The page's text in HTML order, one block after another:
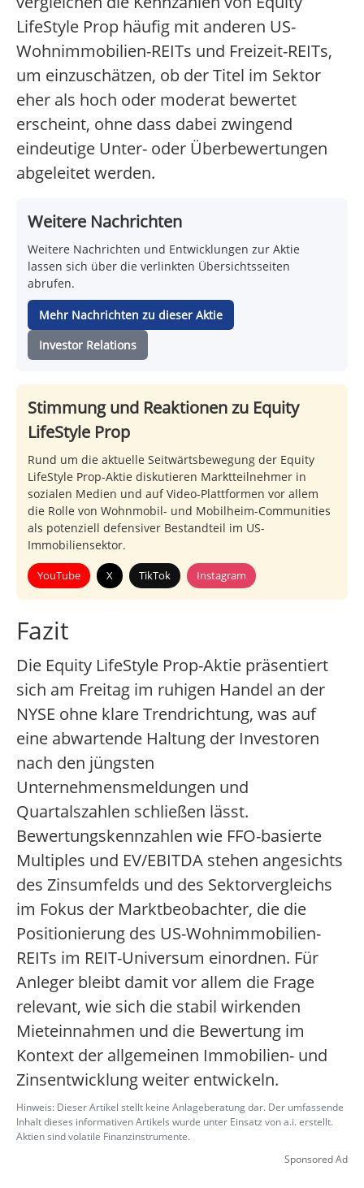
LifeStyle Prop häufig mit anderen US-
Wohnimmobilien-REITs und Freizeit-REITs,
um einzuschätzen, ob der Titel im Sektor
eher als hoch oder moderat bewertet
erscheint, ohne dass dabei zwingend
eindeutige Unter- oder Überbewertungen
abgeleitet werden.
Weitere Nachrichten
Weitere Nachrichten und Entwicklungen zur Aktie
lassen sich über die verlinkten Übersichtsseiten
abrufen.
Mehr Nachrichten zu dieser Aktie
Investor Relations
Stimmung und Reaktionen zu Equity
LifeStyle Prop
Rund um die aktuelle Seitwärtsbewegung der Equity
LifeStyle Prop-Aktie diskutieren Marktteilnehmer in
sozialen Medien und auf Video-Plattformen vor allem
die Rolle von Wohnmobil- und Mobilheim-Communities
als potenziell defensiver Bestandteil im US-
Immobiliensektor.
YouTube X TikTok Instagram
Fazit
Die Equity LifeStyle Prop-Aktie präsentiert
sich am Freitag im ruhigen Handel an der
NYSE ohne klare Trendrichtung, was auf
eine abwartende Haltung der Investoren
nach den jüngsten
Unternehmensmeldungen und
Quartalszahlen schließen lässt.
Bewertungskennzahlen wie FFO-basierte
Multiples und EV/EBITDA stehen angesichts
des Zinsumfelds und des Sektorvergleichs
im Fokus der Marktbeobachter, die die
Positionierung des US-Wohnimmobilien-
REITs im REIT-Universum einordnen. Für
Anleger bleibt damit vor allem die Frage
relevant, wie sich die stabil wirkenden
Mieteinnahmen und die Bewertung im
Kontext der allgemeinen Immobilien- und
Zinsentwicklung weiter entwickeln.
Hinweis: Dieser Artikel stellt keine Anlageberatung dar. Der umfassende
Inhalt dieses informativen Artikels wurde unter Einsatz von a.i. erstellt.
Aktien sind volatile Finanzinstrumente.
Sponsored Ad